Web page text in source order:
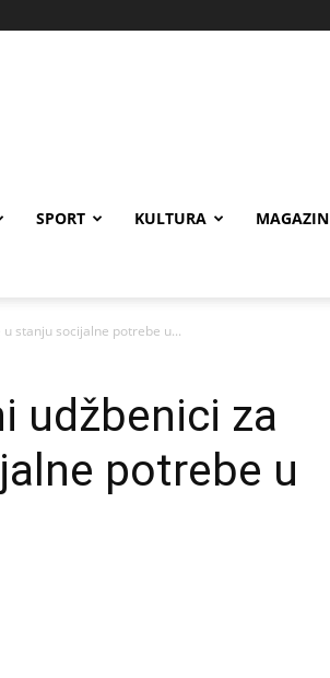
SPORT KULTURA MAGAZIN
stanju socijalne potrebe u...
udžbenici za
potrebe u